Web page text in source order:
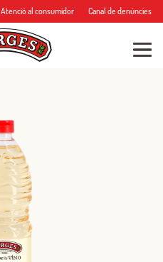
Atenció al consumidor Canal de denúncies